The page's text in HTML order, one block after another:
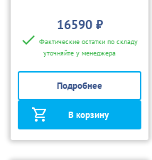
16590 ₽
Фактические остатки по складу
уточняйте у менеджера
Подробнее
В корзину